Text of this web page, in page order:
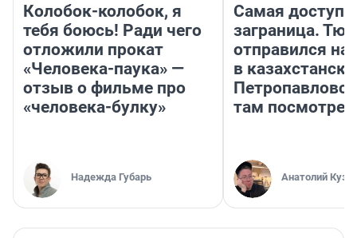
Колобок-колобок, я
тебя боюсь! Ради чего
отложили прокат
«Человека-паука» —
отзыв о фильме про
«человека-булку»
Надежда Губарь
Самая
заграница.
отправился
в
там
Анатолий